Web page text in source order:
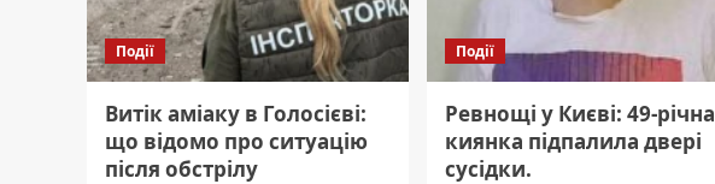
Події
Витік аміаку в Голосієві:
що відомо про ситуацію
після обстрілу
Події
Ревнощі у Києві: 49-річна
киянка підпалила двері
сусідки.